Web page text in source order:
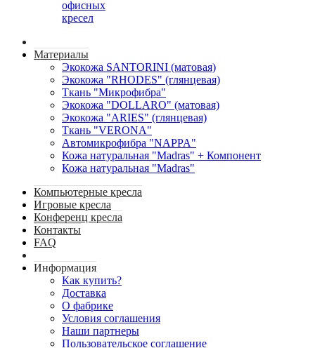
офисных
кресел
Материалы
Экокожа SANTORINI (матовая)
Экокожа "RHODES" (глянцевая)
Ткань "Микрофибра"
Экокожа "DOLLARO" (матовая)
Экокожа "ARIES" (глянцевая)
Ткань "VERONA"
Автомикрофибра "NAPPA"
Кожа натуральная "Madras" + Компонент
Кожа натуральная "Madras"
Компьютерные кресла
Игровые кресла
Конференц кресла
Контакты
FAQ
Информация
Как купить?
Доставка
О фабрике
Условия соглашения
Наши партнеры
Пользовательское соглашение